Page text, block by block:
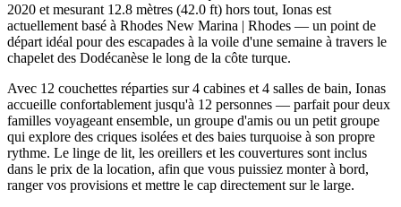
2020 et mesurant 12.8 mètres (42.0 ft) hors tout, Ionas est
actuellement basé à Rhodes New Marina | Rhodes — un point de
départ idéal pour des escapades à la voile d'une semaine à travers le
chapelet des Dodécanèse le long de la côte turque.
Avec 12 couchettes réparties sur 4 cabines et 4 salles de bain, Ionas
accueille confortablement jusqu'à 12 personnes — parfait pour deux
familles voyageant ensemble, un groupe d'amis ou un petit groupe
qui explore des criques isolées et des baies turquoise à son propre
rythme. Le linge de lit, les oreillers et les couvertures sont inclus
dans le prix de la location, afin que vous puissiez monter à bord,
ranger vos provisions et mettre le cap directement sur le large.